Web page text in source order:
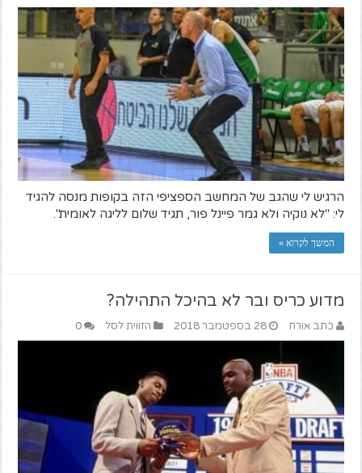
הרגיש לי שהגב של המחשב הספציפי הזה בקופות מנסה להגיד
לי: "לא נוקיה ולא גמר פיינל פור, תגיד שלום לליגה לאומית".
המשך לקרוא »
מדוע כריס ובר לא בהיכל התהילה?
כתב אורח 28 בספטמבר 2018 הזווית לסל 0